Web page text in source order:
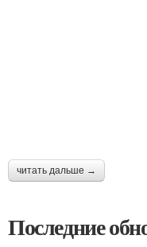
читать дальше →
Последние